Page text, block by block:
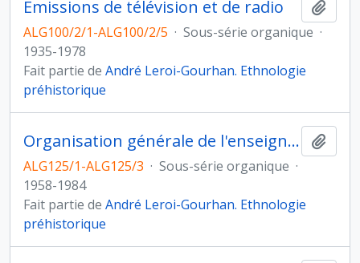
Émissions de télévision et de radio
ALG100/2/1-ALG100/2/5 · Sous-série organique ·
1935-1978
Fait partie de André Leroi-Gourhan. Ethnologie
préhistorique
Organisation générale de l'enseignement de 3e cycle
ALG125/1-ALG125/3 · Sous-série organique ·
1958-1984
Fait partie de André Leroi-Gourhan. Ethnologie
préhistorique